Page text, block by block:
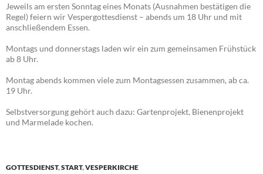
Jeweils am ersten Sonntag eines Monats (Ausnahmen bestätigen die
Regel) feiern wir Vespergottesdienst – abends um 18 Uhr und mit
anschließendem Essen.
Montags und donnerstags laden wir ein zum gemeinsamen Frühstück
ab 8 Uhr.
Montag abends kommen viele zum Montagsessen zusammen, ab ca.
19 Uhr.
Selbstversorgung gehört auch dazu: Gartenprojekt, Bienenprojekt
und Marmelade kochen.
GOTTESDIENST,START,VESPERKIRCHE